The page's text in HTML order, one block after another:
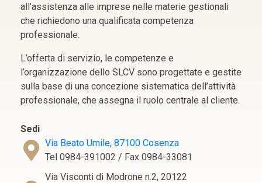
all’assistenza alle imprese nelle materie gestionali
che richiedono una qualificata competenza
professionale.
L’offerta di servizio, le competenze e
l’organizzazione dello SLCV sono progettate e gestite
sulla base di una concezione sistematica dell’attività
professionale, che assegna il ruolo centrale al cliente.
Sedi
Via Beato Umile, 87100 Cosenza
Tel 0984-391002 / Fax 0984-33081
Via Visconti di Modrone n.2, 20122